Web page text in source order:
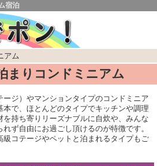
宿泊
アム
まりコンドミニアム
ジ）やマンションタイプのコンドミニア
で、ほとんどのタイプでキッチンや調理
持ち寄りリーズナブルに自炊や、みんな
ず自由にお過ごし頂けるのが特徴です。
コテージやペットと泊まれるタイプもご